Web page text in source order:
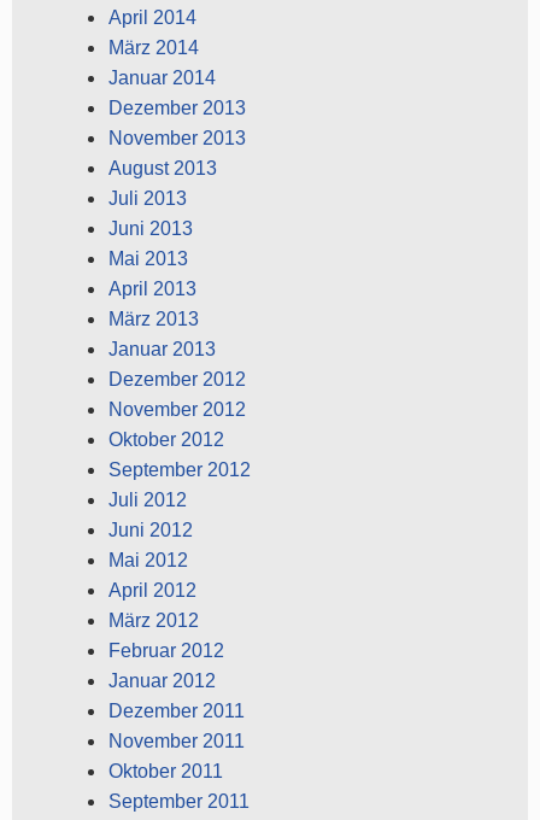
April 2014
März 2014
Januar 2014
Dezember 2013
November 2013
August 2013
Juli 2013
Juni 2013
Mai 2013
April 2013
März 2013
Januar 2013
Dezember 2012
November 2012
Oktober 2012
September 2012
Juli 2012
Juni 2012
Mai 2012
April 2012
März 2012
Februar 2012
Januar 2012
Dezember 2011
November 2011
Oktober 2011
September 2011